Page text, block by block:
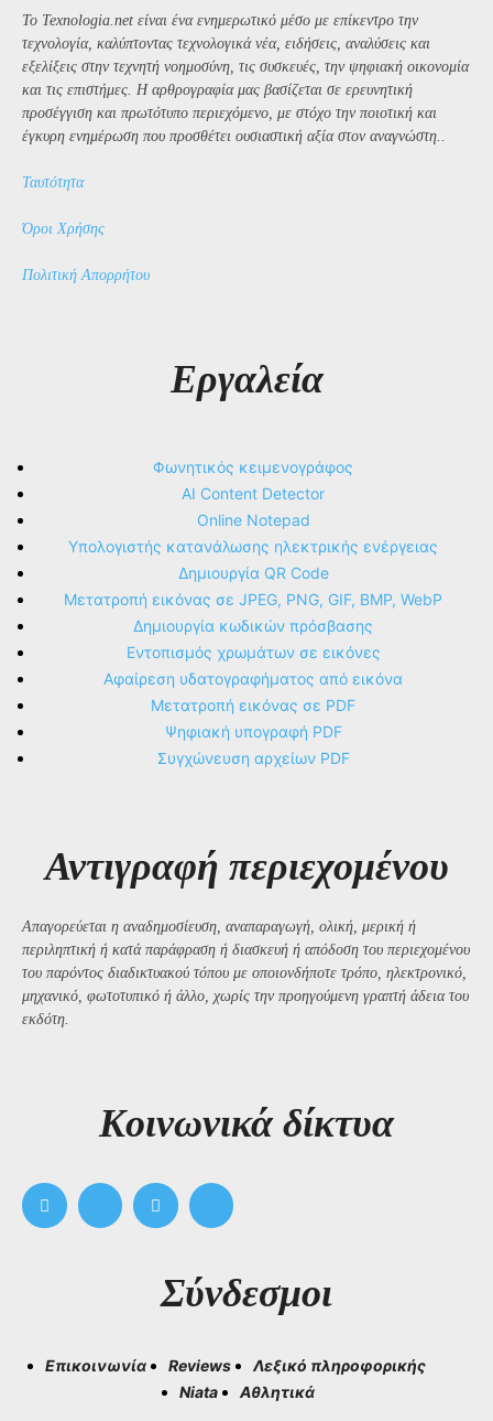
Το Texnologia.net είναι ένα ενημερωτικό μέσο με επίκεντρο την
τεχνολογία, καλύπτοντας τεχνολογικά νέα, ειδήσεις, αναλύσεις και
εξελίξεις στην τεχνητή νοημοσύνη, τις συσκευές, την ψηφιακή οικονομία
και τις επιστήμες. Η αρθρογραφία μας βασίζεται σε ερευνητική
προσέγγιση και πρωτότυπο περιεχόμενο, με στόχο την ποιοτική και
έγκυρη ενημέρωση που προσθέτει ουσιαστική αξία στον αναγνώστη..
Ταυτότητα
Όροι Χρήσης
Πολιτική Απορρήτου
Εργαλεία
Φωνητικός κειμενογράφος
AI Content Detector
Online Notepad
Υπολογιστής κατανάλωσης ηλεκτρικής ενέργειας
Δημιουργία QR Code
Μετατροπή εικόνας σε JPEG, PNG, GIF, BMP, WebP
Δημιουργία κωδικών πρόσβασης
Εντοπισμός χρωμάτων σε εικόνες
Αφαίρεση υδατογραφήματος από εικόνα
Μετατροπή εικόνας σε PDF
Ψηφιακή υπογραφή PDF
Συγχώνευση αρχείων PDF
Αντιγραφή περιεχομένου
Απαγορεύεται η αναδημοσίευση, αναπαραγωγή, ολική, μερική ή
περιληπτική ή κατά παράφραση ή διασκευή ή απόδοση του περιεχομένου
του παρόντος διαδικτυακού τόπου με οποιονδήποτε τρόπο, ηλεκτρονικό,
μηχανικό, φωτοτυπικό ή άλλο, χωρίς την προηγούμενη γραπτή άδεια του
εκδότη.
Kοινωνικά δίκτυα
Σύνδεσμοι
Επικοινωνία Reviews
Λεξικό πληροφορικής
Niata
Αθλητικά